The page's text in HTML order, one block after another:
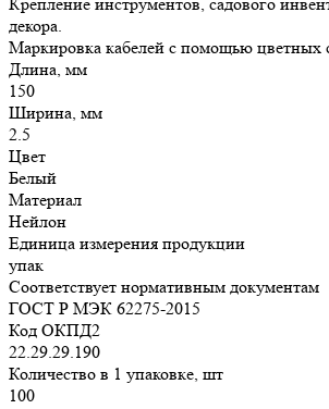
декора.
Маркировка кабелей с помощью цветных
Длина, мм
150
Ширина, мм
2.5
Цвет
Белый
Материал
Нейлон
Единица измерения продукции
упак
Соответствует нормативным документам
ГОСТ Р МЭК 62275-2015
Код ОКПД2
22.29.29.190
Количество в 1 упаковке, шт
100